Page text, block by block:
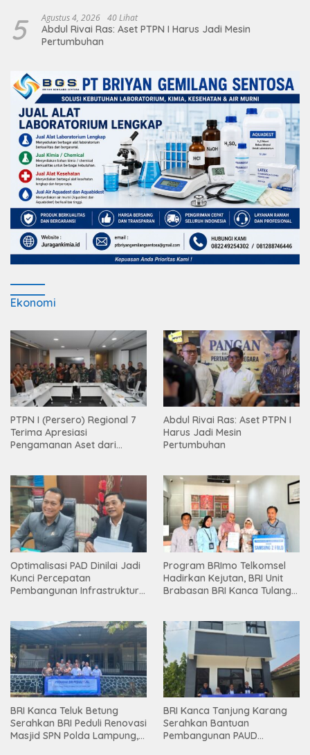
5 Agustus 4, 2026 40 Lihat
Abdul Rivai Ras: Aset PTPN I Harus Jadi Mesin
Pertumbuhan
Ekonomi
PTPN I (Persero) Regional 7
Terima Apresiasi
Pengamanan Aset dari
Abdul Rivai Ras: Aset PTPN I
Harus Jadi Mesin
Pertumbuhan
Optimalisasi PAD Dinilai Jadi
Kunci Percepatan
Pembangunan Infrastruktur
Program BRImo Telkomsel
Hadirkan Kejutan, BRI Unit
Brabasan BRI Kanca Tulang
Mesuji
BRI Kanca Teluk Betung
Serahkan BRI Peduli Renovasi
Masjid SPN Polda Lampung,
BRI Kanca Tanjung Karang
Serahkan Bantuan
Pembangunan PAUD